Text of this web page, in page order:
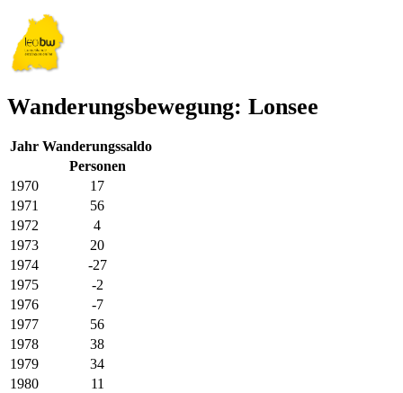
Wanderungsbewegung: Lonsee
Jahr Wanderungssaldo
Personen
1970
17
1971
56
1972
4
1973
20
1974
-27
1975
-2
1976
-7
1977
56
1978
38
1979
34
1980
11